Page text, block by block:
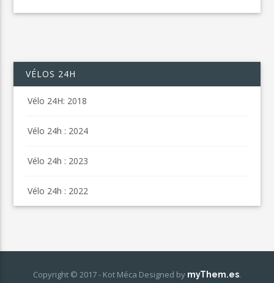
VÉLOS 24H
Vélo 24H: 2018
Vélo 24h : 2024
Vélo 24h : 2023
Vélo 24h : 2022
Copyright © 2017 - Kot Méca Designed by myThem.es.